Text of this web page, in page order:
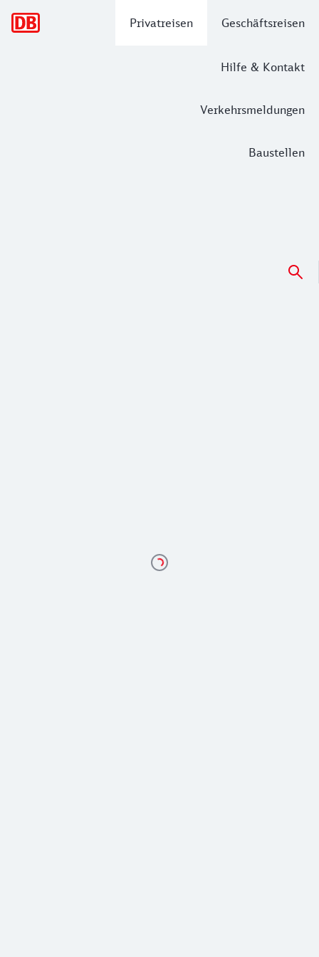
Privatreisen Geschäftsreisen
Hilfe & Kontakt
Verkehrsmeldungen
Baustellen